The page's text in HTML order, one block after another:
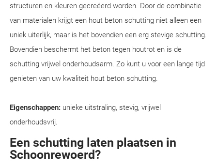
structuren en kleuren gecreëerd worden. Door de combinatie
van materialen krijgt een hout beton schutting niet alleen een
uniek uiterlijk, maar is het bovendien een erg stevige schutting.
Bovendien beschermt het beton tegen houtrot en is de
schutting vrijwel onderhoudsarm. Zo kunt u voor een lange tijd
genieten van uw kwaliteit hout beton schutting.
Eigenschappen: unieke uitstraling, stevig, vrijwel
onderhoudsvrij.
Een schutting laten plaatsen in
Schoonrewoerd?